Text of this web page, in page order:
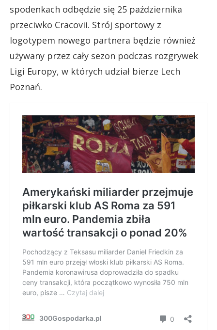
spodenkach odbędzie się 25 października
przeciwko Cracovii. Strój sportowy z
logotypem nowego partnera będzie również
używany przez cały sezon podczas rozgrywek
Ligi Europy, w których udział bierze Lech
Poznań.